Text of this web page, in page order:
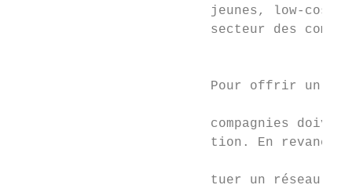
jeunes, low-
secteur des
Pour offrir un
compagnies
tion. En
tuer un réseau